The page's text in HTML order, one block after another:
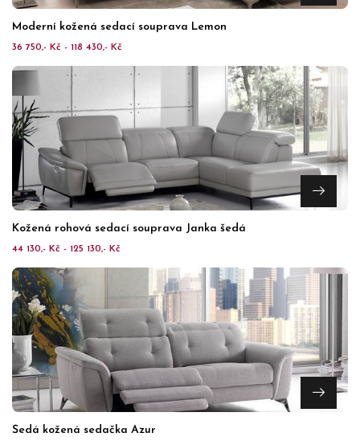
Moderní kožená sedací souprava Lemon
36 750,- Kč - 118 430,- Kč
Kožená rohová sedací souprava Janka šedá
44 130,- Kč - 125 130,- Kč
Šedá kožená sedačka Azur